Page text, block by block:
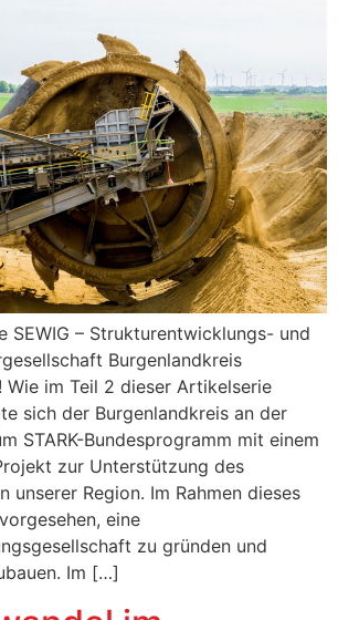
SEWIG – Strukturentwicklungs- und
Burgenlandkreis
im Teil 2 dieser Artikelserie
sich der Burgenlandkreis an der
STARK-Bundesprogramm mit einem
zur Unterstützung des
unserer Region. Im Rahmen dieses
eine
zu gründen und
Im […]